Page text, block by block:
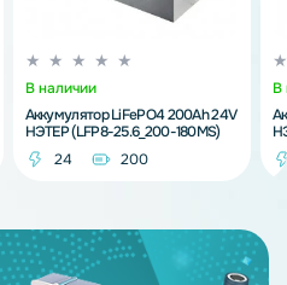
В наличии
Аккумулятор LiFePO4 200Ah 24V
НЭТЕР (LFP8-25.6_200-180MS)
24
200
В